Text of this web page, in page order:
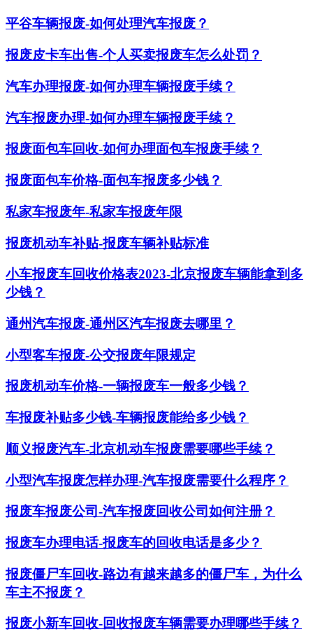
平谷车辆报废-如何处理汽车报废？
报废皮卡车出售-个人买卖报废车怎么处罚？
汽车办理报废-如何办理车辆报废手续？
汽车报废办理-如何办理车辆报废手续？
报废面包车回收-如何办理面包车报废手续？
报废面包车价格-面包车报废多少钱？
私家车报废年-私家车报废年限
报废机动车补贴-报废车辆补贴标准
小车报废车回收价格表2023-北京报废车辆能拿到多
少钱？
通州汽车报废-通州区汽车报废去哪里？
小型客车报废-公交报废年限规定
报废机动车价格-一辆报废车一般多少钱？
车报废补贴多少钱-车辆报废能给多少钱？
顺义报废汽车-北京机动车报废需要哪些手续？
小型汽车报废怎样办理-汽车报废需要什么程序？
报废车报废公司-汽车报废回收公司如何注册？
报废车办理电话-报废车的回收电话是多少？
报废僵尸车回收-路边有越来越多的僵尸车，为什么
车主不报废？
报废小新车回收-回收报废车辆需要办理哪些手续？